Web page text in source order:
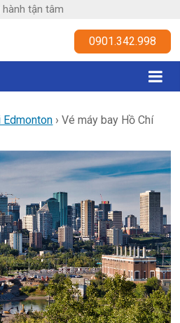
tận tâm
0901.342.998
Edmonton ›Vé máy bay Hồ Chí